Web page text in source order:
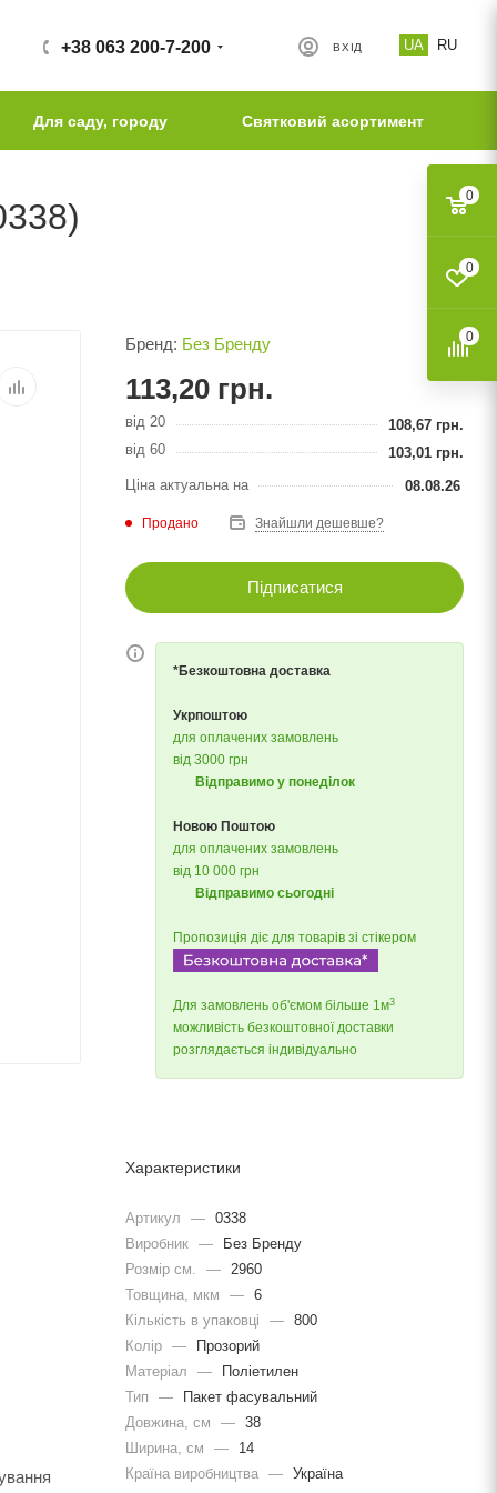
UA RU
ВХІД
+38 063 200-7-200
Для саду, городу Святковий асортимент
Бренд: Без Бренду
113,20 грн.
від 20 108,67 грн.
від 60
103,01 грн.
Ціна актуальна на
08.08.26
Продано Знайшли дешевше?
Підписатися
*Безкоштовна доставка
Укрпоштою
для оплачених замовлень
від 3000 грн
Відправимо у понеділок
Новою Поштою
для оплачених замовлень
від 10 000 грн
Відправимо сьогодні
Пропозиція діє для товарів зі стікером
Для замовлень об'ємом більше 1м3
можливість безкоштовної доставки
розглядається індивідуально
Характеристики
Артикул — 0338
Виробник —
Без Бренду
Розмір см.
—
2960
Товщина, мкм
— 6
Кількість в упаковці
— 800
Колір —
Прозорий
Матеріал
—
Поліетилен
Тип
—
Пакет фасувальний
Довжина, cм
— 38
Ширина, cм
—
14
Країна виробництва — Україна
0
0
0